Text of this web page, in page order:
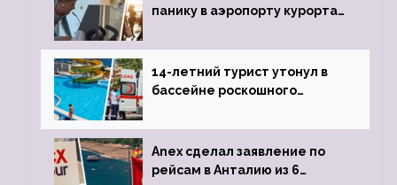
панику в аэропорту курорта,
задержке рейса
14-летний турист утонул в
бассейне роскошного
Anex сделал заявление по
рейсам в Анталию из 6